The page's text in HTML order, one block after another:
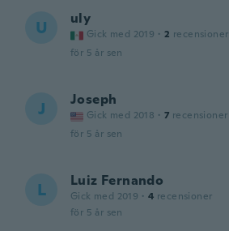
U uly
Gick med 2019 · 2 recensioner
för 5 år sen
J Joseph
Gick med 2018 · 7 recensioner
för 5 år sen
L Luiz Fernando
Gick med 2019 · 4 recensioner
för 5 år sen